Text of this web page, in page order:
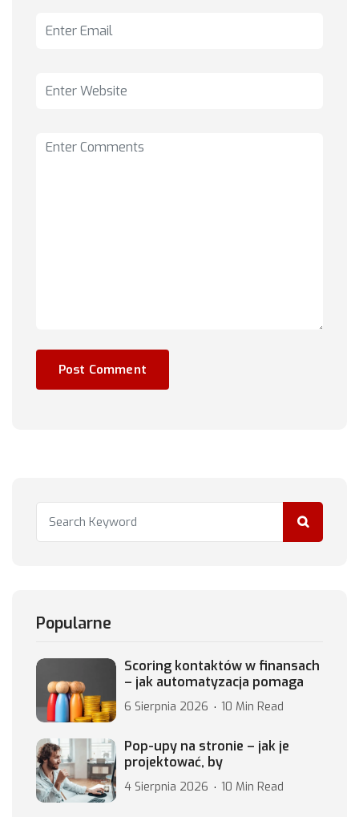
Popularne
Scoring kontaktów w finansach
– jak automatyzacja pomaga
6 Sierpnia 2026 10 Min Read
Pop-upy na stronie – jak je
projektować, by
4 Sierpnia 2026 10 Min Read